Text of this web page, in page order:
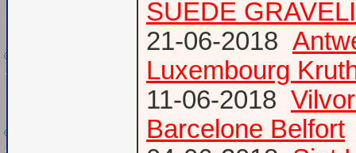
SUEDE
21-06-2018
Luxembourg
11-06-2018
Barcelone Belfort